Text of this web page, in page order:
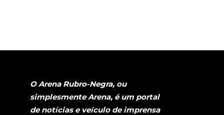
O Arena Rubro-Negra, ou
simplesmente Arena, é um portal
de notícias e veículo de imprensa